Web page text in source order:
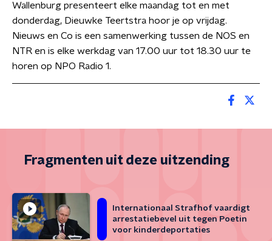
Wallenburg presenteert elke maandag tot en met
donderdag, Dieuwke Teertstra hoor je op vrijdag.
Nieuws en Co is een samenwerking tussen de NOS en
NTR en is elke werkdag van 17.00 uur tot 18.30 uur te
horen op NPO Radio 1.
Fragmenten uit deze uitzending
Internationaal Strafhof vaardigt
arrestatiebevel uit tegen Poetin
voor kinderdeportaties